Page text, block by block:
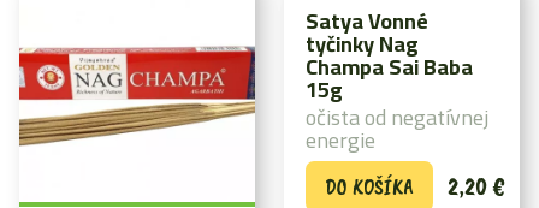
Satya Vonné
tyčinky Nag
Champa Sai Baba
15g
2,20€
očista od negatívnej
energie
DO KOŠÍKA